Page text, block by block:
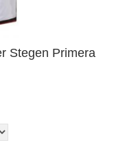
Stegen Primera